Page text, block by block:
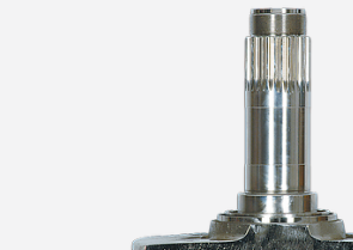
Intensive Einmischung von
anderem organischem Material